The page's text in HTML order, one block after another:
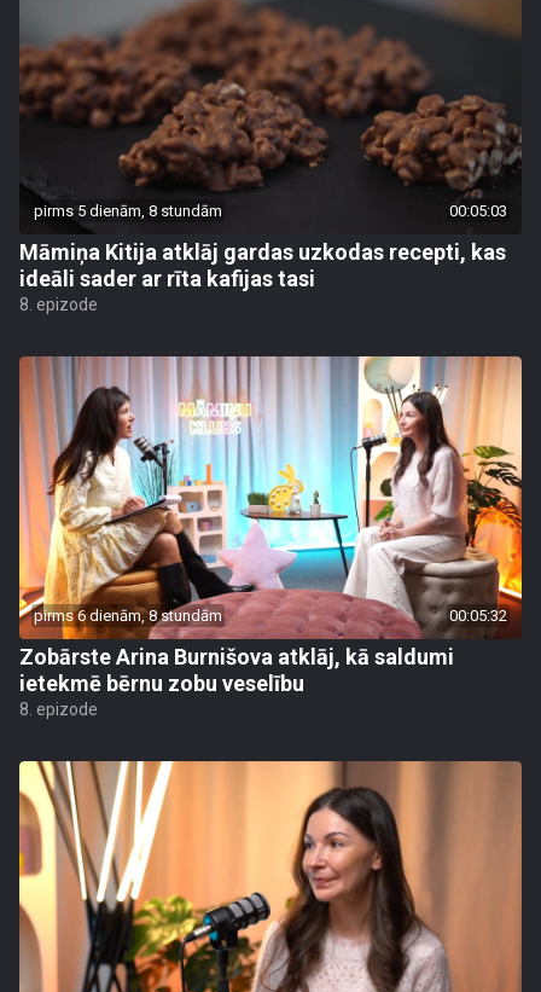
pirms 5 dienām, 8 stundām 00:05:03
Māmiņa Kitija atklāj gardas uzkodas recepti, kas
ideāli sader ar rīta kafijas tasi
8. epizode
pirms 6 dienām, 8 stundām 00:05:32
Zobārste Arina Burnišova atklāj, kā saldumi
ietekmē bērnu zobu veselību
8. epizode